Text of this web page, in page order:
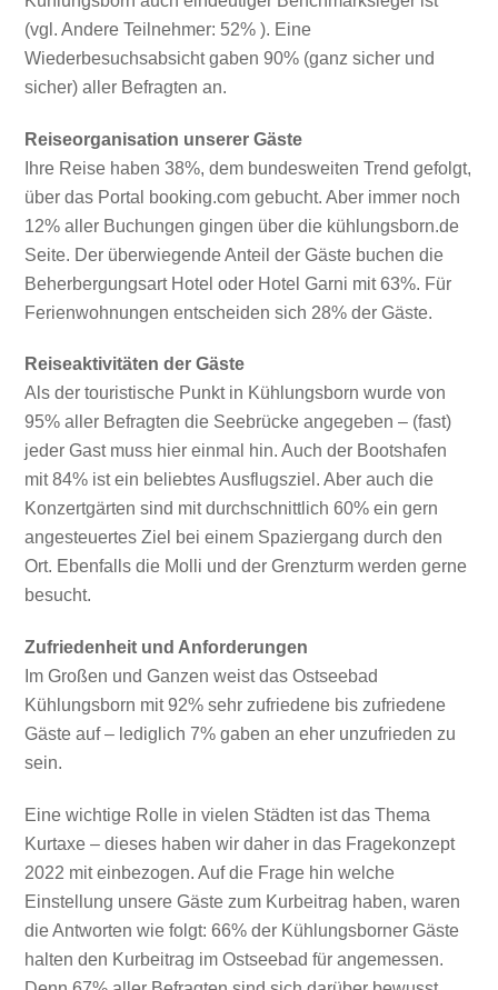
(vgl. Andere Teilnehmer: 52% ). Eine
Wiederbesuchsabsicht gaben 90% (ganz sicher und
sicher) aller Befragten an.
Reiseorganisation unserer Gäste
Ihre Reise haben 38%, dem bundesweiten Trend gefolgt,
über das Portal booking.com gebucht. Aber immer noch
12% aller Buchungen gingen über die kühlungsborn.de
Seite. Der überwiegende Anteil der Gäste buchen die
Beherbergungsart Hotel oder Hotel Garni mit 63%. Für
Ferienwohnungen entscheiden sich 28% der Gäste.
Reiseaktivitäten der Gäste
Als der touristische Punkt in Kühlungsborn wurde von
95% aller Befragten die Seebrücke angegeben – (fast)
jeder Gast muss hier einmal hin. Auch der Bootshafen
mit 84% ist ein beliebtes Ausflugsziel. Aber auch die
Konzertgärten sind mit durchschnittlich 60% ein gern
angesteuertes Ziel bei einem Spaziergang durch den
Ort. Ebenfalls die Molli und der Grenzturm werden gerne
besucht.
Zufriedenheit und Anforderungen
Im Großen und Ganzen weist das Ostseebad
Kühlungsborn mit 92% sehr zufriedene bis zufriedene
Gäste auf – lediglich 7% gaben an eher unzufrieden zu
sein.
Eine wichtige Rolle in vielen Städten ist das Thema
Kurtaxe – dieses haben wir daher in das Fragekonzept
2022 mit einbezogen. Auf die Frage hin welche
Einstellung unsere Gäste zum Kurbeitrag haben, waren
die Antworten wie folgt: 66% der Kühlungsborner Gäste
halten den Kurbeitrag im Ostseebad für angemessen.